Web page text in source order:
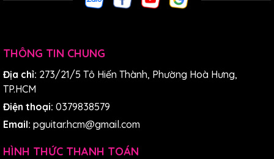
THÔNG TIN CHUNG
Địa chỉ: 273/21/5 Tô Hiến Thành, Phường Hoà Hưng,
TP.HCM
Điện thoại: 0379838579
Email: pguitar.hcm@gmail.com
HÌNH THỨC THANH TOÁN